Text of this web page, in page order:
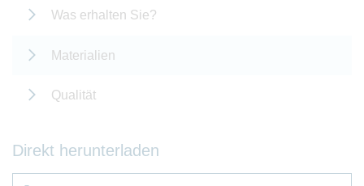
Was erhalten Sie?
Materialien
Qualität
Direkt herunterladen